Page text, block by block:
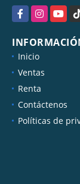
FacebookInstagram
Inicio
Ventas
Renta
Contáctenos
Políticas de